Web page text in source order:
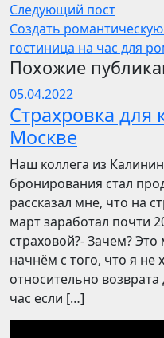
Следующий пост
Создать
гостиница на час для
Похожие
05.04.2022
Страхровка для
Москве
Наш коллега из
бронирования стал
рассказал мне, что на
март заработал почти
страховой?- Зачем?
начнём с того, что я не
относительно
час если […]